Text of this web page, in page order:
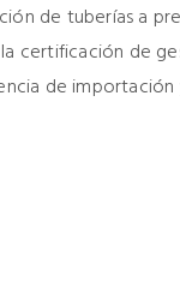
de tuberías a
certificación de
de